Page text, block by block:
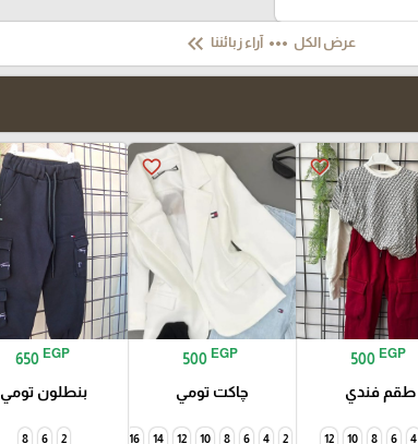
عرض الكل more_horiz آراء زبائننا keyboard_double_arrow_left
favorite_border
500 EGP
طقم فندي
4
6
8
10
12
favorite_border
500 EGP
چاكت تومي
2
4
6
8
10
12
14
16
650 EGP
بنطلون تومي
2
6
8